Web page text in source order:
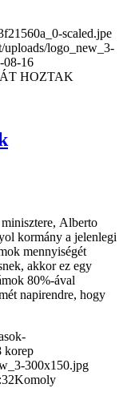
scaled.jpe
uploads/logo_new_3-
08-16
HOZTAK
Alberto
kormány a jelenlegi
mennyiségét
akkor ez egy
80%-ával
napirendre, hogy
korep
300x150.jpg
Komoly